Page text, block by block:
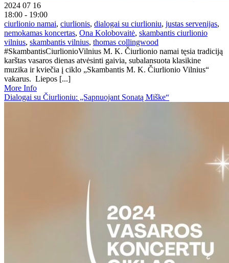
2024 07 16
18:00 - 19:00
ciurlionio namai, ciurlionis, dialogai su ciurlioniu, justas servenijas,
nemokamas koncertas, Ona Kolobovaitė, skambantis ciurlionio
vilnius, skambantis vilnius, thomas collingwood
#SkambantisCiurlionioVilnius M. K. Čiurlionio namai tęsia tradiciją
karštas vasaros dienas atvėsinti gaivia, subalansuota klasikine
muzika ir kviečia į ciklo „Skambantis M. K. Čiurlionio Vilnius“
vakarus. Liepos [...]
More Info
Dialogai su Čiurlioniu: „Sapnuojant Sonatą Miške“